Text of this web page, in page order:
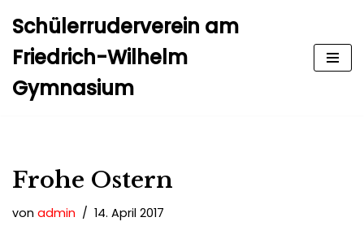
Zum
Inhalt
springen
Schülerruderverein am
Friedrich-Wilhelm
Gymnasium
Frohe Ostern
von admin 14. April 2017